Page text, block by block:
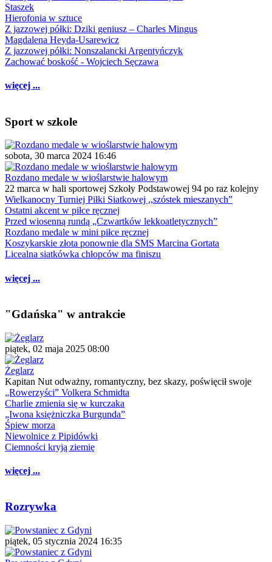
Staszek
Hierofonia w sztuce
Z jazzowej półki: Dziki geniusz – Charles Mingus
Magdalena Heyda-Usarewicz
Z jazzowej półki: Nonszalancki Argentyńczyk
Zachować boskość - Wojciech Sęczawa
więcej ...
Sport w szkole
sobota, 30 marca 2024 16:46
Rozdano medale w wioślarstwie halowym
22 marca w hali sportowej Szkoły Podstawowej 94 po raz kolejny
Wielkanocny Turniej Piłki Siatkowej ,,szóstek mieszanych”
Ostatni akcent w piłce ręcznej
Przed wiosenną rundą „Czwartków lekkoatletycznych”
Rozdano medale w mini piłce ręcznej
Koszykarskie złota ponownie dla SMS Marcina Gortata
Licealna siatkówka chłopców ma finiszu
więcej ...
"Gdańska" w antrakcie
piątek, 02 maja 2025 08:00
Żeglarz
Kapitan Nut odważny, romantyczny, bez skazy, poświęcił swoje
„Rowerzyści” Volkera Schmidta
Charlie zmienia się w kurczaka
„Iwona księżniczka Burgunda”
Śpiew morza
Niewolnice z Pipidówki
Ciemności kryją ziemię
więcej ...
Rozrywka
piątek, 05 stycznia 2024 16:35